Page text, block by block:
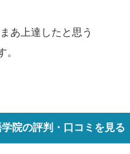
まあ上達したと思う
学院の評判・口コミを見る